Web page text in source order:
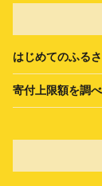
はじめてのふる
寄付上限額を調